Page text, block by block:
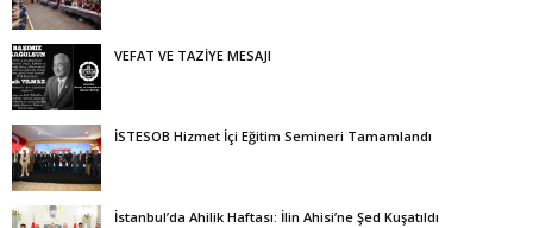
VEFAT VE TAZİYE MESAJI
İSTESOB Hizmet İçi Eğitim Semineri Tamamlandı
İstanbul’da Ahilik Haftası: İlin Ahisi’ne Şed Kuşatıldı